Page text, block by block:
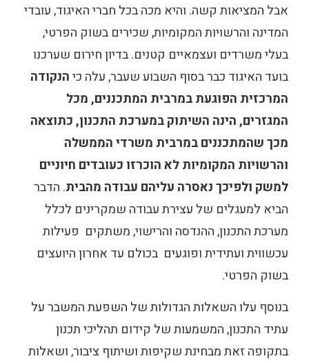
אבל המציאות קשה. והיא מכה בכל חברי האיגוד, עובדי
המדינה והרשויות המקומיות, שכירים בשוק הפרטי,
בעלי משרדים ועצמאיים קטנים. בדיון חירום שערכנו
בועד האיגוד כבר בסוף השבוע שעבר, עלה כיהנקודה
המרכזית הפוגעת במרבית המתכננים, מכל
המגזרים, הינה השיתוק במערכת התכנון, כתוצאה
מכך שהמתכננים במרבית משרדי הממשלה
והרשויות המקומיות לא הוכרזו כעובדים חיוניים
למשק ולפיכך נאסרה עליהם עבודה מהבית. הדבר
הביא למעגלים של עצירת עבודה שמקרינים לכלל
מערכת התכנון, ההנדסה והרישוי, משתקים פעילות
עכשווית ועתידית ופוגעים בכולם עד אחרון היועצים
בשוק הפרטי.
בנוסף עלו השאלות הגדולות של השפעת המשבר על
עתיד התכנון, המשמעות של קידום תהליכי תכנון
בתקופה זאת מבחינת שקיפות ושיתוף ציבור, ושאלות